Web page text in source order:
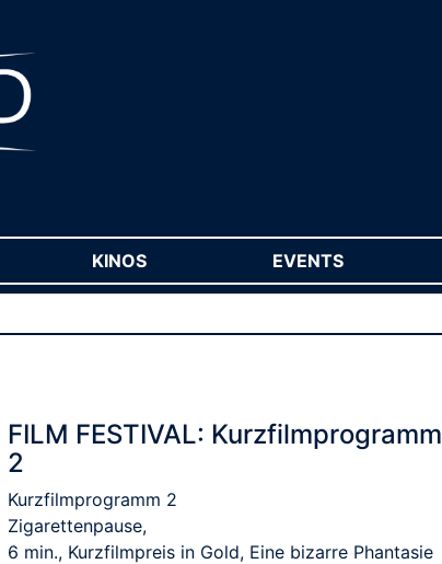
KINOS EVENTS
FILM FESTIVAL: Kurzfilmprogramm
2
Kurzfilmprogramm 2
Zigarettenpause,
6 min., Kurzfilmpreis in Gold, Eine bizarre Phantasie